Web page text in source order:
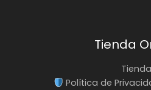
Tienda
Tienda
Política de